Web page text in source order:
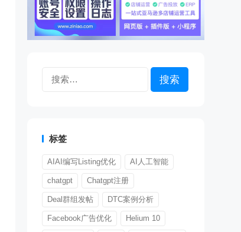
标签
AIAI编写Listing优化 AI人工智能
chatgpt Chatgpt注册
Deal群组发帖 DTC案例分析
Facebook广告优化 Helium 10